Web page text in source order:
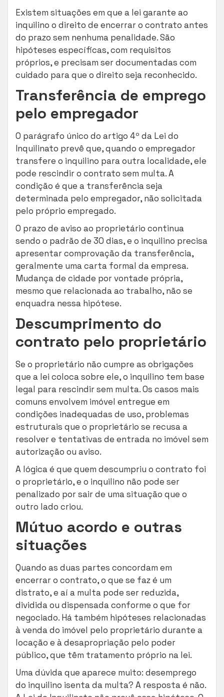
Existem situações em que a lei garante ao
inquilino o direito de encerrar o contrato antes
do prazo sem nenhuma penalidade. São
hipóteses específicas, com requisitos
próprios, e precisam ser documentadas com
cuidado para que o direito seja reconhecido.
Transferência de emprego
pelo empregador
O parágrafo único do artigo 4º da Lei do
Inquilinato prevê que, quando o empregador
transfere o inquilino para outra localidade, ele
pode rescindir o contrato sem multa. A
condição é que a transferência seja
determinada pelo empregador, não solicitada
pelo próprio empregado.
O prazo de aviso ao proprietário continua
sendo o padrão de 30 dias, e o inquilino precisa
apresentar comprovação da transferência,
geralmente uma carta formal da empresa.
Mudança de cidade por vontade própria,
mesmo que relacionada ao trabalho, não se
enquadra nessa hipótese.
Descumprimento do
contrato pelo proprietário
Se o proprietário não cumpre as obrigações
que a lei coloca sobre ele, o inquilino tem base
legal para rescindir sem multa. Os casos mais
comuns envolvem imóvel entregue em
condições inadequadas de uso, problemas
estruturais que o proprietário se recusa a
resolver e tentativas de entrada no imóvel sem
autorização ou aviso.
A lógica é que quem descumpriu o contrato foi
o proprietário, e o inquilino não pode ser
penalizado por sair de uma situação que o
outro lado criou.
Mútuo acordo e outras
situações
Quando as duas partes concordam em
encerrar o contrato, o que se faz é um
distrato, e aí a multa pode ser reduzida,
dividida ou dispensada conforme o que for
negociado. Há também hipóteses relacionadas
à venda do imóvel pelo proprietário durante a
locação e à desapropriação pelo poder
público, que têm tratamento próprio na lei.
Uma dúvida que aparece muito: desemprego
do inquilino isenta da multa? A resposta é não.